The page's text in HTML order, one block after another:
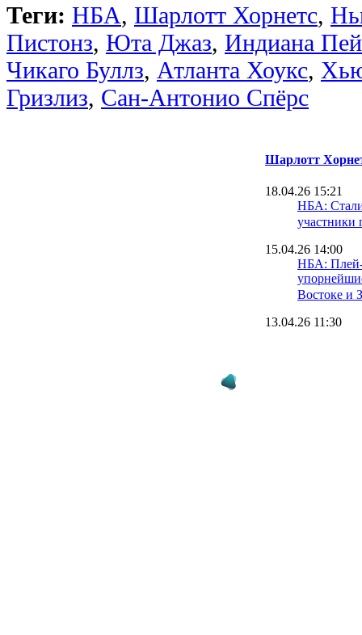
Теги: НБА, Шарлотт Хорнетс,
Пистонз, Юта Джаз, Индиана
Чикаго Буллз, Атланта Хоукс,
Гризлиз, Сан-Антонио Спёрс
Шарлотт
18.04.26 15:21
НБА:
участники
15.04.26 14:00
НБА:
Востоке и
13.04.26 11:30